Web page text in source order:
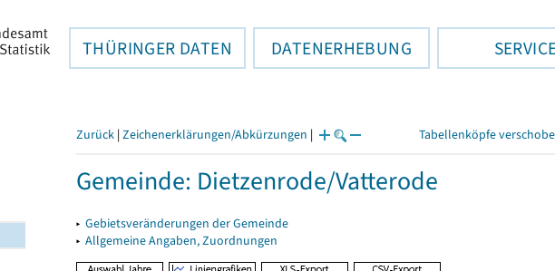
THÜRINGER DATEN DATENERHEBUNG
Zurück | Zeichenerklärungen/Abkürzungen | Tabellenköpfe
Gemeinde: Dietzenrode/Vatterode
▸ Gebietsveränderungen der Gemeinde
▸ Allgemeine Angaben, Zuordnungen